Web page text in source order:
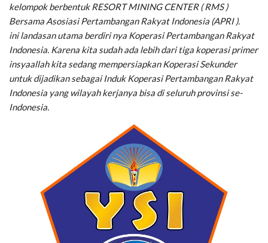
kelompok berbentuk RESORT MINING CENTER ( RMS )
Bersama Asosiasi Pertambangan Rakyat Indonesia (APRI ).
ini landasan utama berdiri nya Koperasi Pertambangan Rakyat
Indonesia. Karena kita sudah ada lebih dari tiga koperasi primer
insyaallah kita sedang mempersiapkan Koperasi Sekunder
untuk dijadikan sebagai Induk Koperasi Pertambangan Rakyat
Indonesia yang wilayah kerjanya bisa di seluruh provinsi se-
Indonesia.